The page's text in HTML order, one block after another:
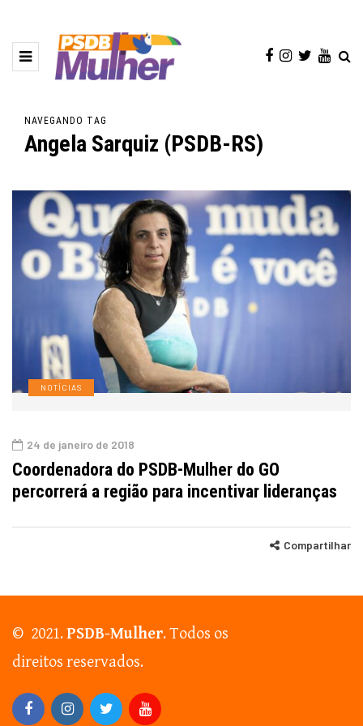
NAVEGANDO TAG
Angela Sarquiz (PSDB-RS)
NOTÍCIAS
24 de janeiro de 2018
Coordenadora do PSDB-Mulher do GO
percorrerá a região para incentivar lideranças
Compartilhar
© 2021.PSDB-Mulher. Todos os
direitos reservados.